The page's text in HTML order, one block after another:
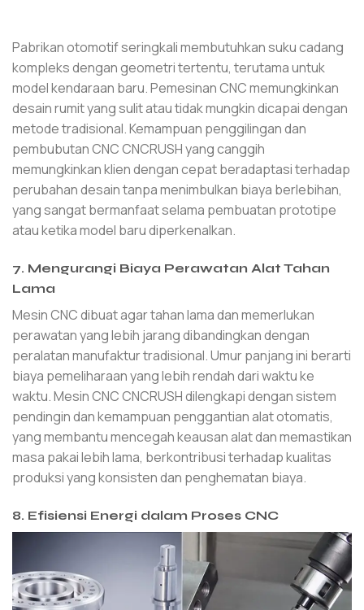
Pabrikan otomotif seringkali membutuhkan suku cadang
kompleks dengan geometri tertentu, terutama untuk
model kendaraan baru. Pemesinan CNC memungkinkan
desain rumit yang sulit atau tidak mungkin dicapai dengan
metode tradisional. Kemampuan penggilingan dan
pembubutan CNC CNCRUSH yang canggih
memungkinkan klien dengan cepat beradaptasi terhadap
perubahan desain tanpa menimbulkan biaya berlebihan,
yang sangat bermanfaat selama pembuatan prototipe
atau ketika model baru diperkenalkan.
7. Mengurangi Biaya Perawatan Alat Tahan
Lama
Mesin CNC dibuat agar tahan lama dan memerlukan
perawatan yang lebih jarang dibandingkan dengan
peralatan manufaktur tradisional. Umur panjang ini berarti
biaya pemeliharaan yang lebih rendah dari waktu ke
waktu. Mesin CNC CNCRUSH dilengkapi dengan sistem
pendingin dan kemampuan penggantian alat otomatis,
yang membantu mencegah keausan alat dan memastikan
masa pakai lebih lama, berkontribusi terhadap kualitas
produksi yang konsisten dan penghematan biaya.
8. Efisiensi Energi dalam Proses CNC